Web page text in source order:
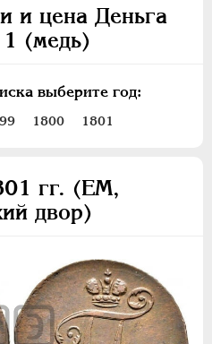
и цена Деньга
(медь)
выберите год:
1800 1801
гг. (ЕМ,
двор)
1740
1741